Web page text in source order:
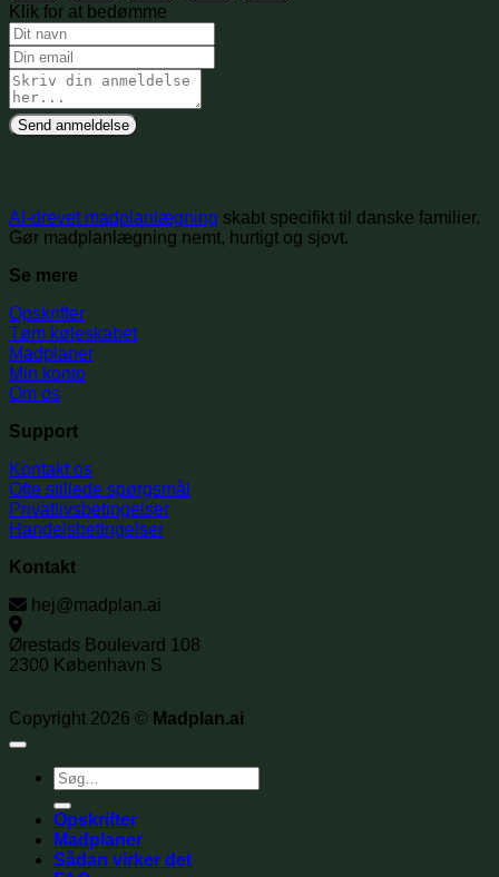
Klik for at bedømme
Send anmeldelse
AI-drevet madplanlægning skabt specifikt til danske familier.
Gør madplanlægning nemt, hurtigt og sjovt.
Se mere
Opskrifter
Tøm køleskabet
Madplaner
Min konto
Om os
Support
Kontakt os
Ofte stillede spørgsmål
Privatlivsbetingelser
Handelsbetingelser
Kontakt
hej@madplan.ai
Ørestads Boulevard 108
2300 København S
Copyright 2026 © Madplan.ai
Søg
efter:
Opskrifter
Madplaner
Sådan virker det